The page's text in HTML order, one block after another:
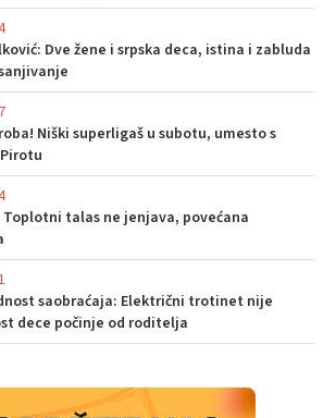
Dve žene i srpska deca, istina i zabluda
Niški superligaš u subotu, umesto s
Toplotni talas ne jenjava, povećana
saobraćaja: Električni trotinet nije
dece počinje od roditelja